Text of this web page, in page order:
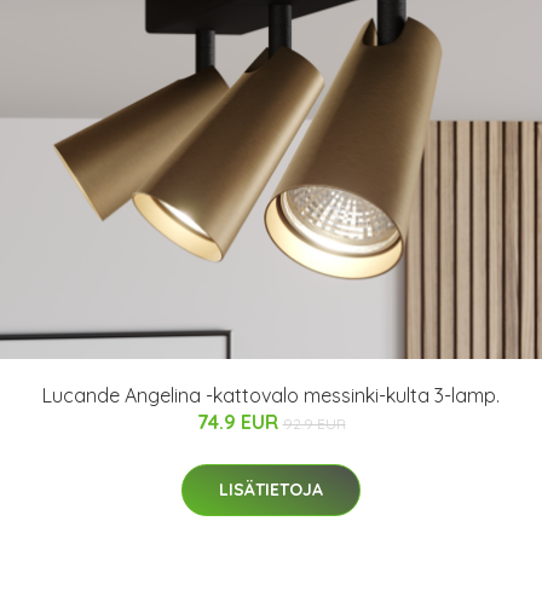
Lucande Angelina -kattovalo messinki-kulta 3-lamp.
74.9 EUR 92.9 EUR
LISÄTIETOJA